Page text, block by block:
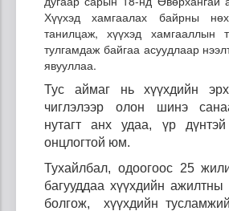
Хүүхэд хамгаалах байрны
танилцаж, хүүхэд хамгааллын
тулгамдаж байгаа асуудлаар
явууллаа.
Тус аймаг нь хүүхдийн
чиглэлээр олон шинэ
нутагт анх удаа, үр дүнтэй
онцлогтой юм.
Тухайлбал, одоогоос 25
багууддаа хүүхдийн
болгож, хүүхдийн